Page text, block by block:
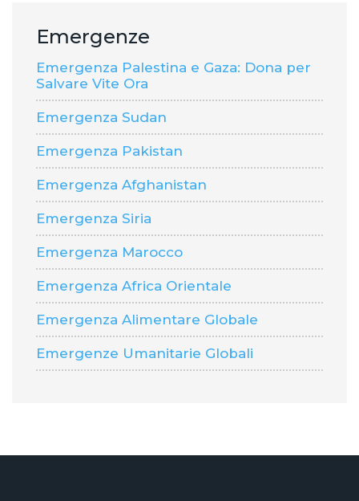
Emergenze
Emergenza Palestina e Gaza: Dona per
Salvare Vite Ora
Emergenza Sudan
Emergenza Pakistan
Emergenza Afghanistan
Emergenza Siria
Emergenza Marocco
Emergenza Africa Orientale
Emergenza Alimentare Globale
Emergenze Umanitarie Globali